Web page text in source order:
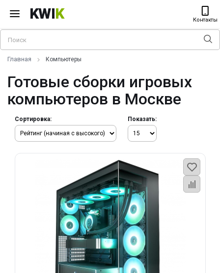
KWIK Контакты
Главная Компьютеры
Готовые сборки игровых
компьютеров в Москве
Сортировка: Показать: